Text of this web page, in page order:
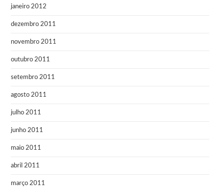
janeiro 2012
dezembro 2011
novembro 2011
outubro 2011
setembro 2011
agosto 2011
julho 2011
junho 2011
maio 2011
abril 2011
março 2011